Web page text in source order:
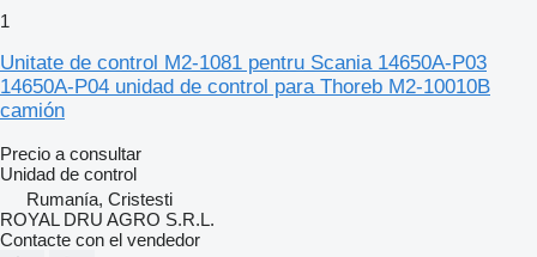
1
Unitate de control M2-1081 pentru Scania 14650A-P03
14650A-P04 unidad de control para Thoreb M2-10010B
camión
Precio a consultar
Unidad de control
Rumanía, Cristesti
ROYAL DRU AGRO S.R.L.
Contacte con el vendedor